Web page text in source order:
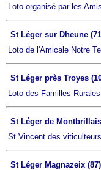
Loto organisé par les
St Léger sur Dheune
Loto de l'Amicale Notre
St Léger près Troyes
Loto des Familles Rurales
St Léger de
St Vincent des viticulteurs
St Léger Magnazeix (87)